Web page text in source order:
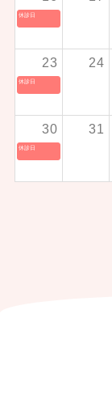
休診日
23
休診日
24
30
休診日
31